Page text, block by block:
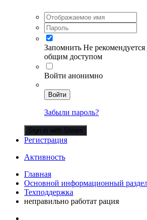
Запомнить Не
общим доступом
Войти анонимно
Войти
Забыли пароль?
Sign in with Steam
Регистрация
Активность
Главная
Основной информационный
Техподдержка
неправильно работат рация